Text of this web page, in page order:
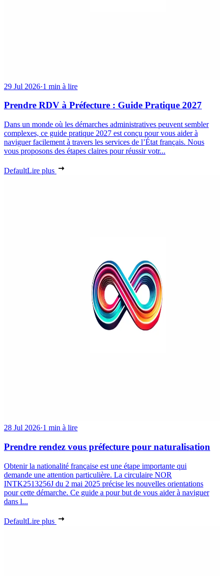
29 Jul 2026·1 min à lire
Prendre RDV à Préfecture : Guide Pratique 2027
Dans un monde où les démarches administratives peuvent sembler
complexes, ce guide pratique 2027 est conçu pour vous aider à
naviguer facilement à travers les services de l’État français. Nous
vous proposons des étapes claires pour réussir votr...
DefaultLire plus
28 Jul 2026·1 min à lire
Prendre rendez vous préfecture pour naturalisation
Obtenir la nationalité française est une étape importante qui
demande une attention particulière. La circulaire NOR
INTK2513256J du 2 mai 2025 précise les nouvelles orientations
pour cette démarche. Ce guide a pour but de vous aider à naviguer
dans l...
DefaultLire plus